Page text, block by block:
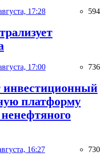
17:28 594
17:00 736
инвестиционный
платформу
16:27 730